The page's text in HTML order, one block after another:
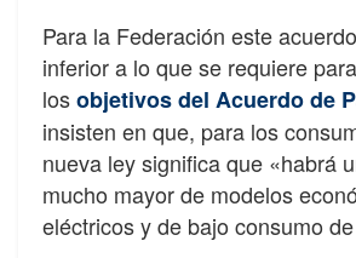
Para la Federación este
inferior a lo que se requiere
losobjetivos del Acuerdo de
insisten en que, para los
nueva ley significa que «habrá
mucho mayor de modelos
eléctricos y de bajo consumo